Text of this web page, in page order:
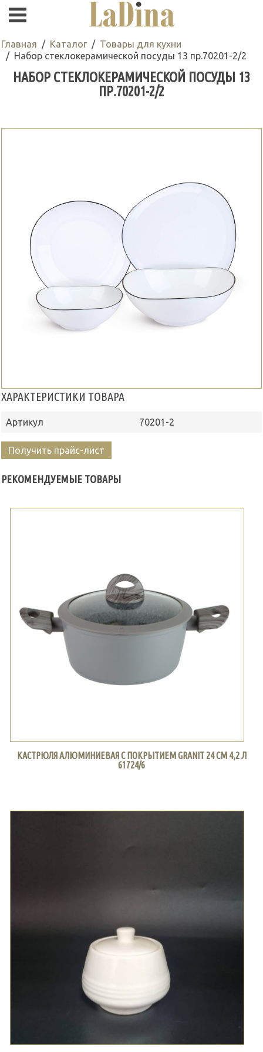
Главная Каталог
Товары для кухни
Набор стеклокерамической посуды 13 пр.70201-2/2
НАБОР СТЕКЛОКЕРАМИЧЕСКОЙ ПОСУДЫ 13
ПР.70201-2/2
ХАРАКТЕРИСТИКИ ТОВАРА
Артикул 70201-2
Получить прайс-лист
РЕКОМЕНДУЕМЫЕ ТОВАРЫ
КАСТРЮЛЯ АЛЮМИНИЕВАЯ С ПОКРЫТИЕМ GRANIT 24 СМ 4,2 Л
61724/6